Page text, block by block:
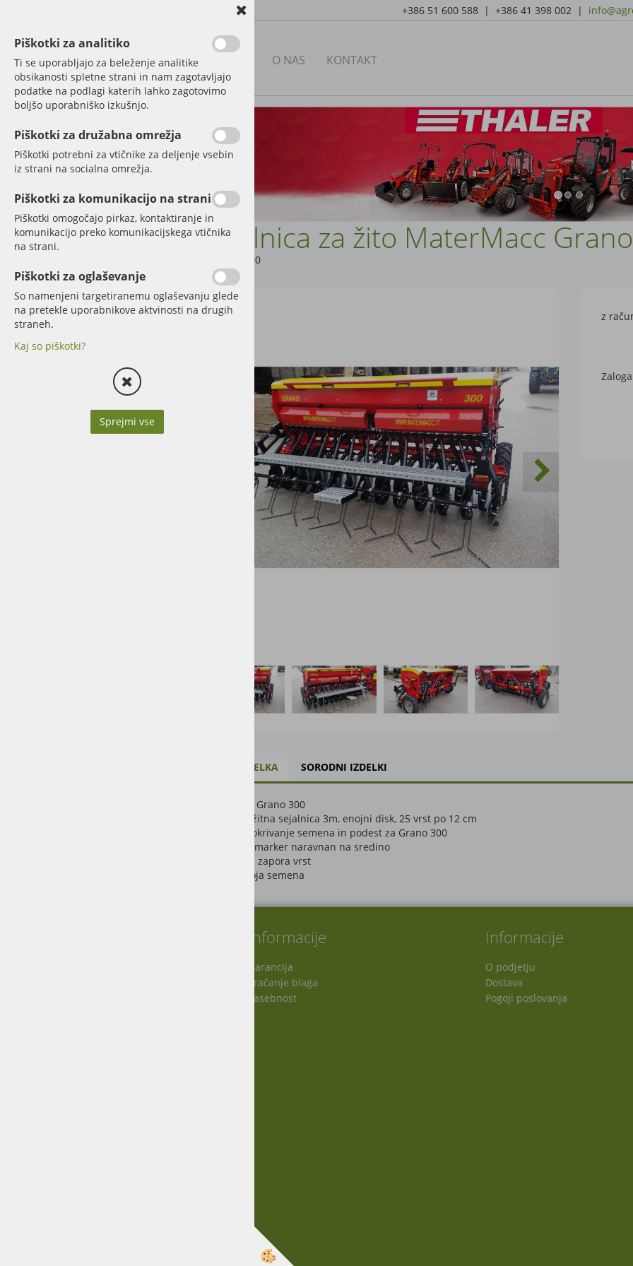
+386 51 600 588 | +386 41 398 002 |
NAŠA PONUDBA O NAS KONTAKT
MEHANIZACIJA
NOVA MEHANIZACIJA IN
PRIKLJUČKI
Thaler
Mešalnice in mlini za žito
Pometači
Lemken
Brane, gruberji
Priključki za čelne nakladače
Sejalnica za žito MaterMacc
02100
z
Zaloga
OPIS IZDELKA SORODNI IZDELKI
MaterMacc Grano 300
Mehanska žitna sejalnica 3m, enojni disk, 25 vrst po 12 cm
Brana za pokrivanje semena in podest za Grano 300
Hidravlični marker naravnan na sredino
Elektronska zapora vrst
Senzor nivoja semena
Informacije
Garancija
Vračanje blaga
Zasebnost
Informacije
O podjetju
Dostava
Pogoji poslovanja
Piškotki za analitiko
Ti se uporabljajo za beleženje analitike
obsikanosti spletne strani in nam zagotavljajo
podatke na podlagi katerih lahko zagotovimo
boljšo uporabniško izkušnjo.
Piškotki za družabna omrežja
Piškotki potrebni za vtičnike za deljenje vsebin
iz strani na socialna omrežja.
Piškotki za komunikacijo na strani
Piškotki omogočajo pirkaz, kontaktiranje in
komunikacijo preko komunikacijskega vtičnika
na strani.
Piškotki za oglaševanje
So namenjeni targetiranemu oglaševanju glede
na pretekle uporabnikove aktvinosti na drugih
straneh.
Kaj so piškotki?
Sprejmi vse